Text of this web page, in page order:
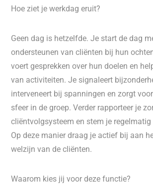
Hoe ziet je werkdag eruit?
Geen dag is hetzelfde. Je start de dag
ondersteunen van cliënten bij hun
voert gesprekken over hun doelen en
van activiteiten. Je signaleert
interveneert bij spanningen en zorgt
sfeer in de groep. Verder rapporteer je
cliëntvolgsysteem en stem je
Op deze manier draag je actief bij aan
welzijn van de cliënten.
Waarom kies jij voor deze functie?